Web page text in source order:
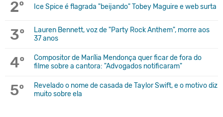
2º Ice Spice é flagrada "beijando" Tobey Maguire e web surta
3º
Lauren Bennett, voz de "Party Rock Anthem", morre aos
37 anos
4º
Compositor de Marília Mendonça quer ficar de fora do
filme sobre a cantora: "Advogados notificaram"
5º
Revelado o nome de casada de Taylor Swift, e o motivo diz
muito sobre ela